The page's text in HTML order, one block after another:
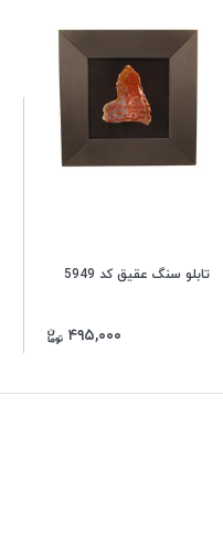
تابلو سنگ عقیق کد 5949
۴۹۵,۰۰۰